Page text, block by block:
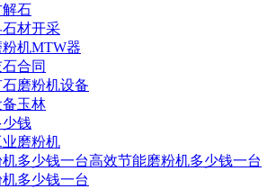
石
材开采
机MTW器
合同
磨粉机设备
玉林
钱
磨粉机
多少钱一台高效节能磨粉机多少钱一台
多少钱一台